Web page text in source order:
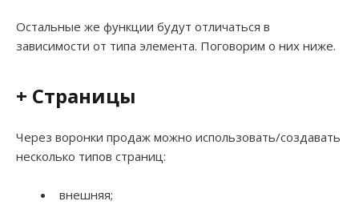
Остальные же функции будут отличаться в
зависимости от типа элемента. Поговорим о них ниже.
+ Страницы
Через воронки продаж можно использовать/создавать
несколько типов страниц:
внешняя;